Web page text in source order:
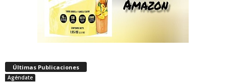
Últimas Publicaciones
Agéndate